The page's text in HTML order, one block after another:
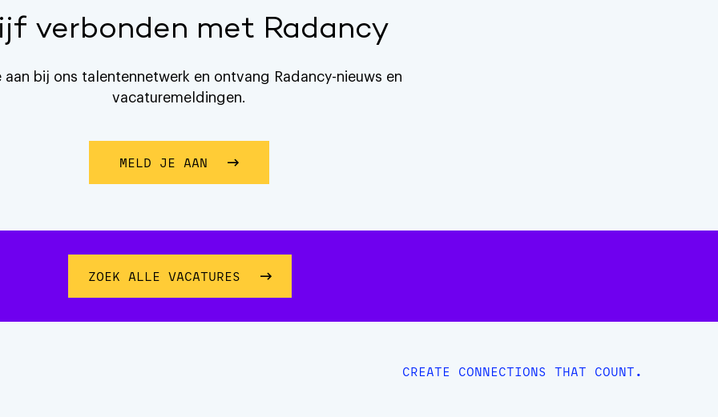
verbonden met Radancy
aan bij ons talentennetwerk en ontvang Radancy-nieuws en
vacaturemeldingen.
MELD JE AAN OVER BLIJF VERBONDEN MET RADANCY
ZOEK ALLE VACATURES
CREATE CONNECTIONS THAT COUNT.